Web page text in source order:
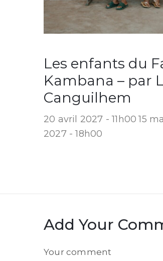
Les enfants du
Kambana – par
Canguilhem
20 avril 2027 - 11h00 15
2027 - 18h00
Add Your
Your comment